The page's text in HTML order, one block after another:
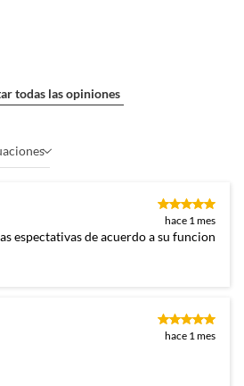
todas las opiniones
hace 1 mes
espectativas de acuerdo a su funcion
hace 1 mes